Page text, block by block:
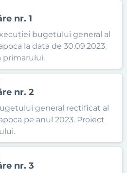
nr. 1
bugetului general al
la data de 30.09.2023.
primarului.
nr. 2
general rectificat al
pe anul 2023. Proiect
nr. 3